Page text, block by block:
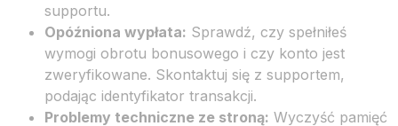
supportu.
Opóźniona wypłata: Sprawdź, czy spełniłeś
wymogi obrotu bonusowego i czy konto jest
zweryfikowane. Skontaktuj się z supportem,
podając identyfikator transakcji.
Problemy techniczne ze stroną: Wyczyść pamięć